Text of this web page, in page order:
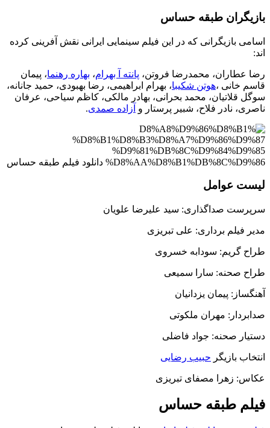
بازیگران طبقه حساس
اسامی بازیگرانی که در این فیلم سینمایی ایرانی نقش آفرینی کرده
اند:
رضا عطاران، محمدرضا فروتن، پانته آ بهرام، بهاره رهنما، پیمان
قاسم خانی ،هوتن شکیبا، بهرام ابراهیمی، رضا بهبودی، حمید جانانه،
سوگل قلاتیان، محمد بحرانی، بهادر مالکی، کاظم سیاحی، عرفان
ناصری، نادر فلاح، شبیر پرستار و آزاده صمدی.
لیست عوامل
سرپرست صداگذاری: سید علیرضا علویان
مدیر فیلم برداری: علی تبریزی
طراح گریم: سودابه خسروی
طراح صحنه: سارا سمیعی
آهنگساز: پیمان یزدانیان
صدابردار: مهران ملکوتی
دستیار صحنه: جواد فاضلی
انتخاب بازیگر حبیب رضایی
عکاس: زهرا مصفای تبریزی
فیلم طبقه حساس